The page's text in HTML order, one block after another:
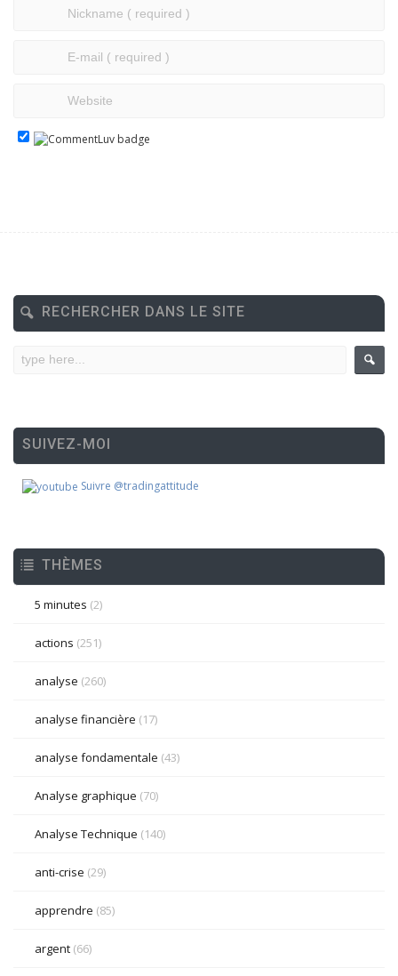
RECHERCHER DANS LE SITE
SUIVEZ-MOI
Suivre @tradingattitude
THÈMES
5 minutes (2)
actions (251)
analyse (260)
analyse financière (17)
analyse fondamentale (43)
Analyse graphique (70)
Analyse Technique (140)
anti-crise (29)
apprendre (85)
argent (66)